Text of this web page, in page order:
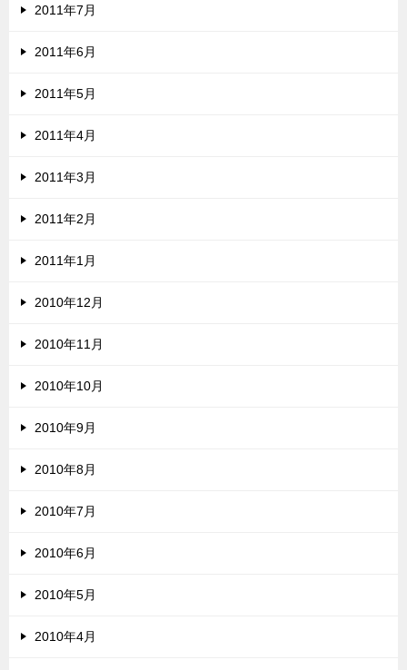
2011年7月
2011年6月
2011年5月
2011年4月
2011年3月
2011年2月
2011年1月
2010年12月
2010年11月
2010年10月
2010年9月
2010年8月
2010年7月
2010年6月
2010年5月
2010年4月